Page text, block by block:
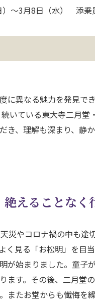
）～3月8日（水） 添
に異なる魅力を発見で
いている東大寺二月
き、理解も深まり、静
えることなく
災やコロナ禍の中も
く見る「お松明」を目
が始まりました。童子
ます。その後、二月堂
またお堂からも懴悔を